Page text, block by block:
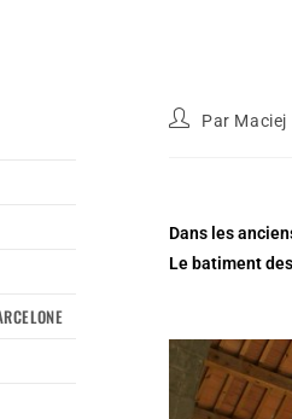
Par
Dans les
Le batiment